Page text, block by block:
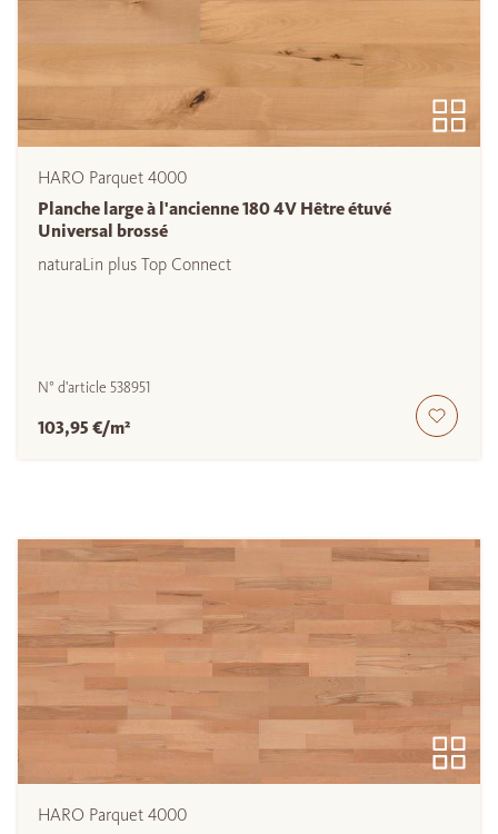
HARO Parquet 4000
Planche large à l'ancienne 180 4V Hêtre étuvé
Universal brossé
naturaLin plus Top Connect
N° d'article 538951
103,95 €/m²
HARO Parquet 4000